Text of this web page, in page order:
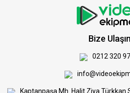
Bize Ulaşın
0212 320
Kaptanpaşa Mh. Halit Ziya Türkkan